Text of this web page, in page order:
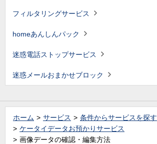
フィルタリングサービス
homeあんしんパック
迷惑電話ストップサービス
迷惑メールおまかせブロック
ホーム サービス
条件からサービスを探す
ケータイデータお預かりサービス
画像データの確認・編集方法